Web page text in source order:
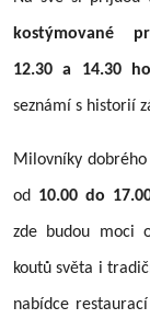
kostýmované
12.30 a 14.30
seznámí s historií
Milovníky
od 10.00 do
zde budou moci
koutů světa i
nabídce